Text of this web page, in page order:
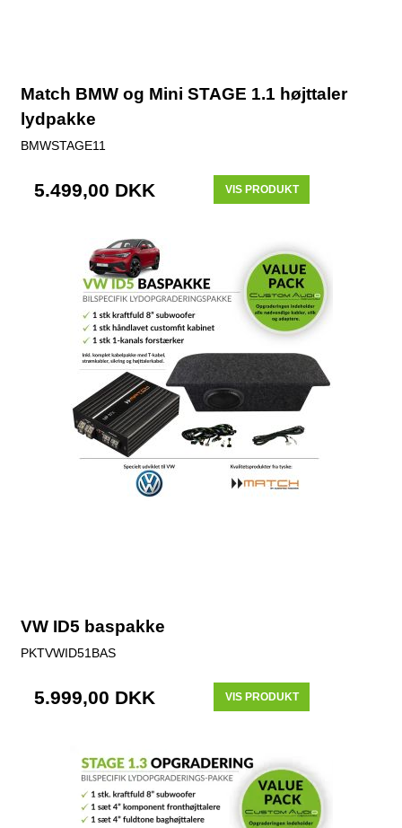
Match BMW og Mini STAGE 1.1 højttaler
lydpakke
BMWSTAGE11
5.499,00 DKK VIS PRODUKT
VW ID5 baspakke
PKTVWID51BAS
5.999,00 DKK VIS PRODUKT